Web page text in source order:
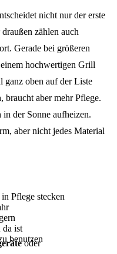
nicht nur der erste
zählen auch
Gerade bei größeren
hochwertigen Grill
ganz oben auf der Liste
aber mehr Pflege.
der Sonne aufheizen.
aber nicht jedes Material
Pflege stecken
da ist
benutzen
oder